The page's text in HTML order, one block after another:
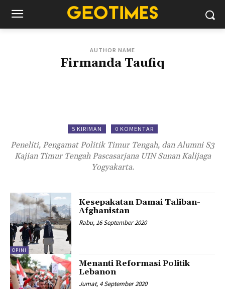
AUTHOR NAME
Firmanda Taufiq
5 KIRIMAN 0 KOMENTAR
Peneliti, Pengamat Politik Timur Tengah, dan Alumni S3
Kajian Timur Tengah Pascasarjana UIN Sunan Kalijaga
Yogyakarta.
OPINI
Kesepakatan Damai Taliban-
Afghanistan
Rabu, 16 September 2020
Menanti Reformasi Politik
Lebanon
Jumat, 4 September 2020